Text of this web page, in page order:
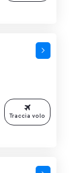
Traccia volo